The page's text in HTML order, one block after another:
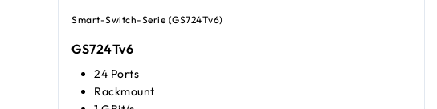
Smart-Switch-Serie (GS724Tv6)
GS724Tv6
24 Ports
Rackmount